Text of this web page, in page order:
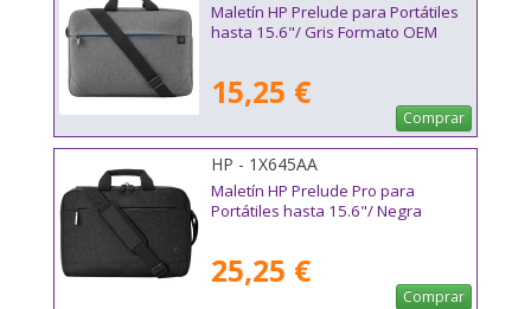
Maletín HP Prelude para Portátiles
hasta 15.6"/ Gris Formato OEM
15,25 €
Comprar
HP - 1X645AA
Maletín HP Prelude Pro para
Portátiles hasta 15.6"/ Negra
25,25 €
Comprar